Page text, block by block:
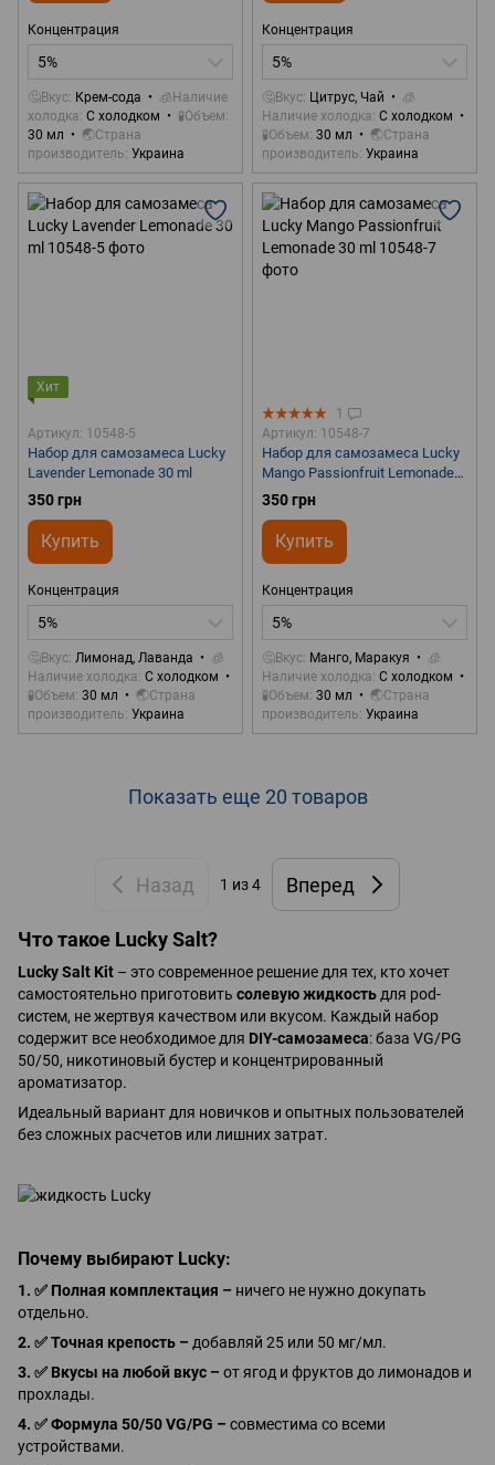
Концентрация
5%
🤔Вкус Крем-сода
🧊Наличие
холодка С холодком
🧪Объем
30 мл
🌏Страна
производитель Украина
Концентрация
5%
🤔Вкус Цитрус, Чай
🧊
Наличие холодка С холодком
🧪Объем 30 мл
🌏Страна
производитель Украина
Хит
Артикул: 10548-5
Набор для самозамеса Lucky
Lavender Lemonade 30 ml
350 грн
Купить
Концентрация
5%
🤔Вкус Лимонад, Лаванда
🧊
Наличие холодка С холодком
🧪Объем 30 мл
🌏Страна
производитель Украина
1
Артикул: 10548-7
Набор для самозамеса Lucky
Mango Passionfruit Lemonade
30 ml
350 грн
Купить
Концентрация
5%
🤔Вкус Манго, Маракуя
🧊
Наличие холодка С холодком
🧪Объем 30 мл
🌏Страна
производитель Украина
Показать еще 20 товаров
Назад 1 из 4 Вперед
Что такое Lucky Salt?
Lucky Salt Kit – это современное решение для тех, кто хочет
самостоятельно приготовить солевую жидкость для pod-
систем, не жертвуя качеством или вкусом. Каждый набор
содержит все необходимое для DIY-самозамеса: база VG/PG
50/50, никотиновый бустер и концентрированный
ароматизатор.
Идеальный вариант для новичков и опытных пользователей
без сложных расчетов или лишних затрат.
Почему выбирают Lucky:
1. ✅ Полная комплектация – ничего не нужно докупать
отдельно.
2. ✅Точная крепость – добавляй 25 или 50 мг/мл.
3. ✅ Вкусы на любой вкус – от ягод и фруктов до лимонадов и
прохлады.
4. ✅Формула 50/50 VG/PG – совместима со всеми
устройствами.